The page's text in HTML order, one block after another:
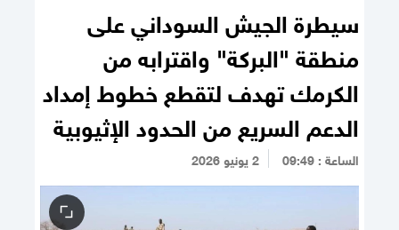
سيطرة الجيش السوداني على
منطقة "البركة" واقترابه من
الكرمك تهدف لتقطع خطوط إمداد
الدعم السريع من الحدود الإثيوبية
الساعة : 09:49 2 يونيو 2026